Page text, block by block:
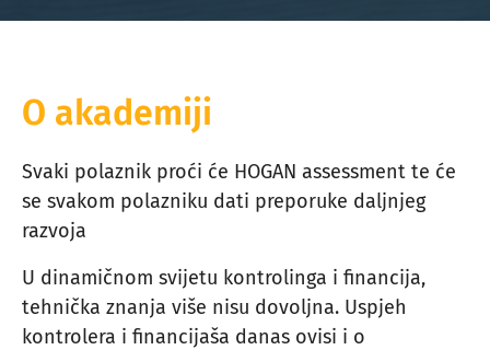
O akademiji
Svaki polaznik proći će HOGAN assessment te će
se svakom polazniku dati preporuke daljnjeg
razvoja
U dinamičnom svijetu kontrolinga i financija,
tehnička znanja više nisu dovoljna. Uspjeh
kontrolera i financijaša danas ovisi i o